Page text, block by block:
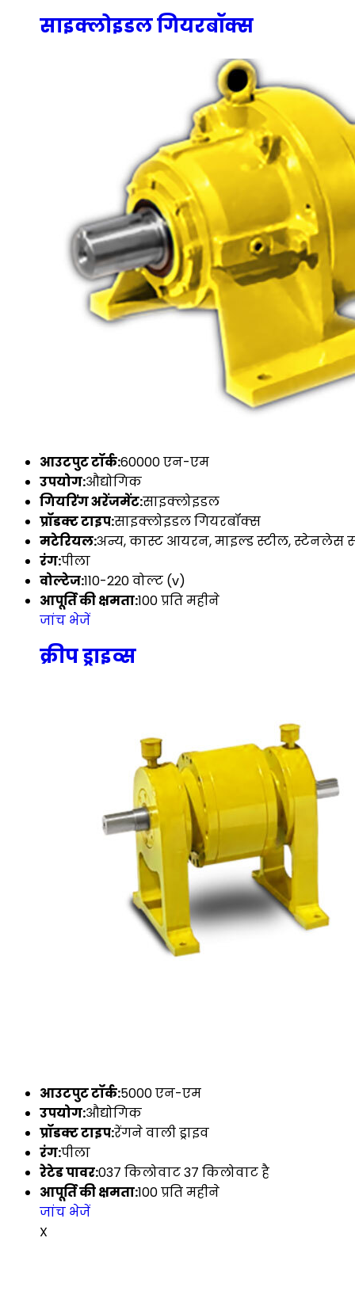
साइक्लोइडल गियरबॉक्स
आउटपुट टॉर्क:60000 एन-एम
उपयोग:औद्योगिक
गियरिंग अरेंजमेंट:साइक्लोइडल
प्रॉडक्ट टाइप:साइक्लोइडल गियरबॉक्स
मटेरियल:अन्य, कास्ट आयरन, माइल्ड स्टील, स्टेनलेस
रंग:पीला
वोल्टेज:110-220 वोल्ट (v)
आपूर्ति की क्षमता:100 प्रति महीने
जांच भेजें
क्रीप ड्राइव्स
आउटपुट टॉर्क:5000 एन-एम
उपयोग:औद्योगिक
प्रॉडक्ट टाइप:रेंगने वाली ड्राइव
रंग:पीला
रेटेड पावर:037 किलोवाट 37 किलोवाट है
आपूर्ति की क्षमता:100 प्रति महीने
जांच भेजें
X